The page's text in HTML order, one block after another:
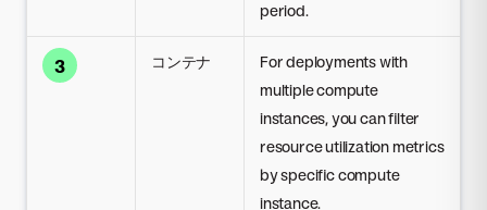
period.
3 コンテナ
For deployments with
multiple compute
instances, you can filter
resource utilization metrics
by specific compute
instance.